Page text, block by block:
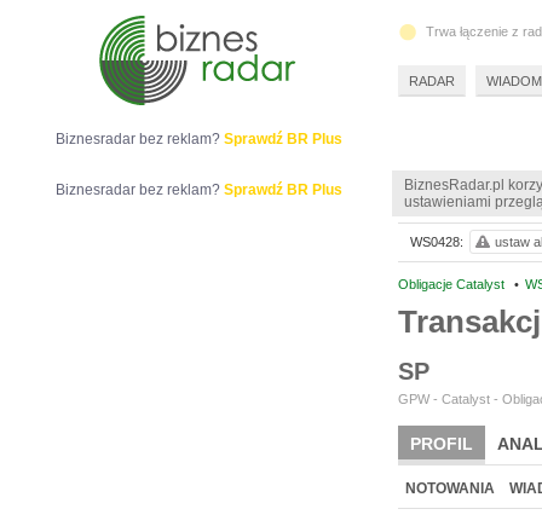
BiznesRadar.pl
ustawieniami
Obligacje Catalyst •
SP
GPW - Catalyst -
PROFIL
NOTOWANIA
WS0428: ustaw
Biznesradar bez reklam? Sprawdź BR Plus
Biznesradar bez reklam? Sprawdź BR Plus
Trwa łączenie z
RADAR